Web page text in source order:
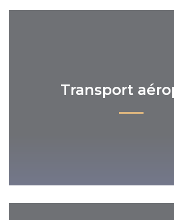
Transport